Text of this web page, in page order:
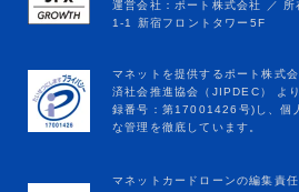
マネットカードローンの編集責